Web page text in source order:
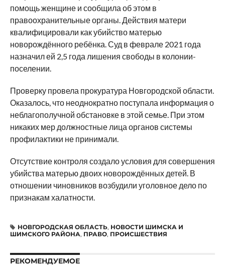
помощь женщине и сообщила об этом в
правоохранительные органы. Действия матери
квалифицировали как убийство матерью
новорождённого ребёнка. Суд в феврале 2021 года
назначил ей 2,5 года лишения свободы в колонии-
поселении.
Проверку провела прокуратура Новгородской области.
Оказалось, что неоднократно поступала информация о
неблагополучной обстановке в этой семье. При этом
никаких мер должностные лица органов системы
профилактики не принимали.
Отсутствие контроля создало условия для совершения
убийства матерью двоих новорождённых детей. В
отношении чиновников возбудили уголовное дело по
признакам халатности.
НОВГОРОДСКАЯ ОБЛАСТЬ, НОВОСТИ ШИМСКА И
ШИМСКОГО РАЙОНА, ПРАВО, ПРОИСШЕСТВИЯ
РЕКОМЕНДУЕМОЕ